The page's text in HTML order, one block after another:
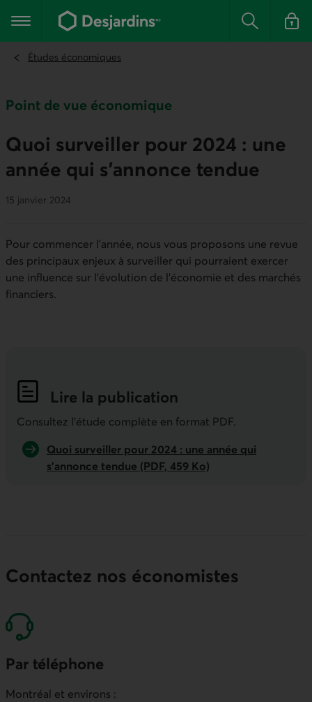
contenu
Menu principal Rechercher
Se
Études économiques
Point de vue économique
Quoi surveiller pour 2024 : une
année qui s’annonce tendue
15 janvier 2024
Pour commencer l’année, nous vous proposons une revue
des principaux enjeux à surveiller qui pourraient exercer
une influence sur l’évolution de l’économie et des marchés
financiers.
Lire la publication
Indicateurs économiques de la
Consultez l'étude complète en format PDF.
Quoi surveiller pour 2024 : une année qui
s’annonce tendue (PDF, 459 Ko)
Contactez nos économistes
Par téléphone
Montréal et environs :